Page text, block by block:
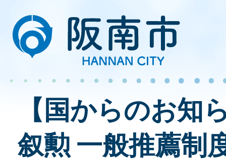
【国からのお知
叙勲 一般推薦制